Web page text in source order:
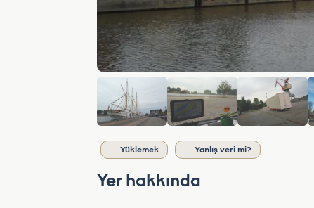
Yüklemek Yanlış veri mi?
Yer hakkında